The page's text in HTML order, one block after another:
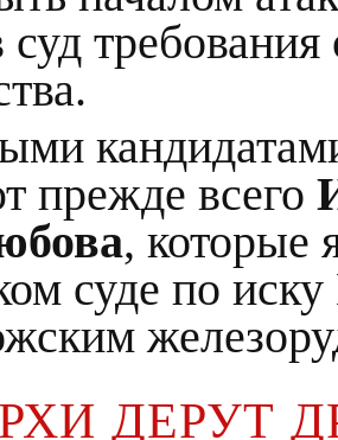
суд
прежде всего
, которые
суде по
ДЕРУТ